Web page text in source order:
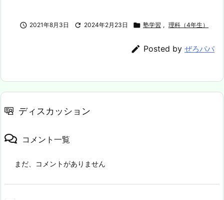
 2021年8月3日  2024年2月23日  塾学習 , 理科（4年生）
 Posted by ぜろパパ
ディスカッション
コメント一覧
まだ、コメントがありません